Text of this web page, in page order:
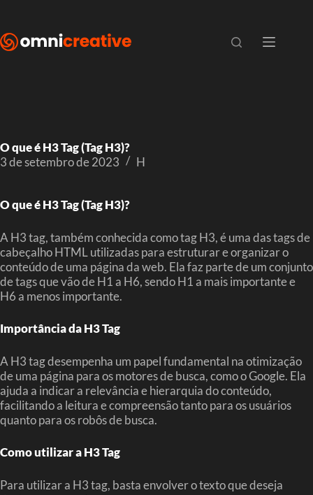
O que é H3 Tag (Tag H3)?
3 de setembro de 2023
H
O que é H3 Tag (Tag H3)?
A H3 tag, também conhecida como tag H3, é uma das tags de
cabeçalho HTML utilizadas para estruturar e organizar o
conteúdo de uma página da web. Ela faz parte de um conjunto
de tags que vão de H1 a H6, sendo H1 a mais importante e
H6 a menos importante.
Importância da H3 Tag
A H3 tag desempenha um papel fundamental na otimização
de uma página para os motores de busca, como o Google. Ela
ajuda a indicar a relevância e hierarquia do conteúdo,
facilitando a leitura e compreensão tanto para os usuários
quanto para os robôs de busca.
Como utilizar a H3 Tag
Para utilizar a H3 tag, basta envolver o texto que deseja